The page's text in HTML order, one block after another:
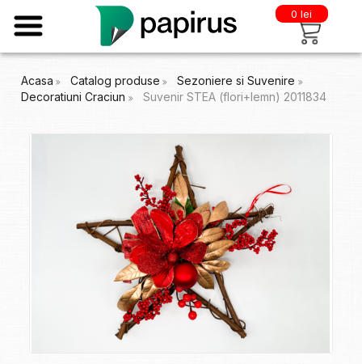
0 lei
Acasa Catalog produse
Sezoniere si Suvenire
Decoratiuni Craciun
Suvenir STEA (flori+lemn) 2011834